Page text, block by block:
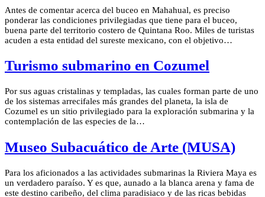
Antes de comentar acerca del buceo en Mahahual, es preciso
ponderar las condiciones privilegiadas que tiene para el buceo,
buena parte del territorio costero de Quintana Roo. Miles de turistas
acuden a esta entidad del sureste mexicano, con el objetivo…
Turismo submarino en Cozumel
Por sus aguas cristalinas y templadas, las cuales forman parte de uno
de los sistemas arrecifales más grandes del planeta, la isla de
Cozumel es un sitio privilegiado para la exploración submarina y la
contemplación de las especies de la…
Museo Subacuático de Arte (MUSA)
Para los aficionados a las actividades submarinas la Riviera Maya es
un verdadero paraíso. Y es que, aunado a la blanca arena y fama de
este destino caribeño, del clima paradisiaco y de las ricas bebidas